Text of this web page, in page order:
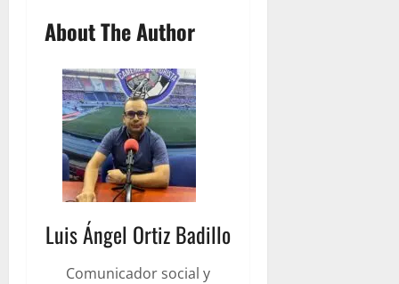
About The Author
Luis Ángel Ortiz Badillo
Comunicador social y